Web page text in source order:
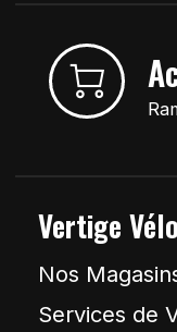
Vertige
Nos
Services de